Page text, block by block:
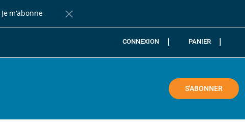
Je m'abonne
Fermer la barre de notification
CONNEXION PANIER
S'ABONNER